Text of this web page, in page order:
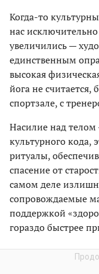
Когда-то
нас
увеличились —
единственным
высокая
йога не считается,
спортзале, с
Насилие над телом
культурного кода,
ритуалы,
спасение от
самом деле
сопровождаемые
поддержкой
гораздо быстрее